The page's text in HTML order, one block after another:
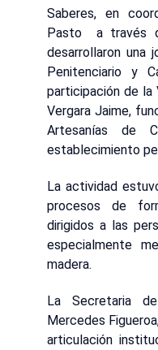
Saberes, en
Pasto a través
desarrollaron una
Penitenciario y
participación de la
Vergara Jaime,
Artesanías de
establecimiento
La actividad
procesos de
dirigidos a las
especialmente
madera.
La Secretaria
Mercedes
articulación